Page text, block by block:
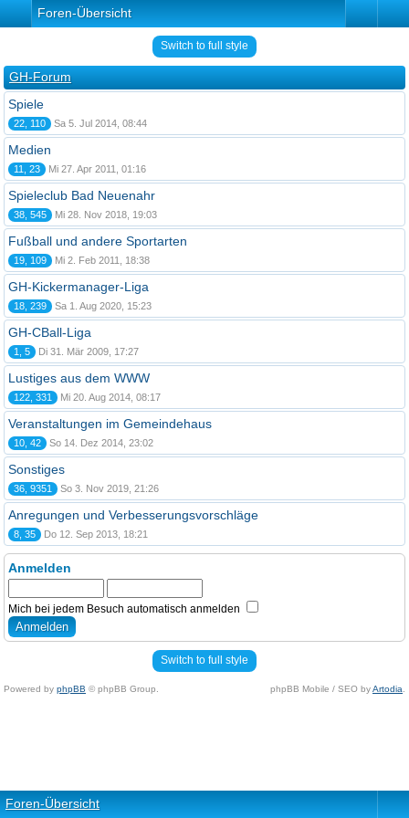
Foren-Übersicht
Switch to full style
GH-Forum
Spiele
22, 110 Sa 5. Jul 2014, 08:44
Medien
11, 23 Mi 27. Apr 2011, 01:16
Spieleclub Bad Neuenahr
38, 545 Mi 28. Nov 2018, 19:03
Fußball und andere Sportarten
19, 109 Mi 2. Feb 2011, 18:38
GH-Kickermanager-Liga
18, 239 Sa 1. Aug 2020, 15:23
GH-CBall-Liga
1, 5 Di 31. Mär 2009, 17:27
Lustiges aus dem WWW
122, 331 Mi 20. Aug 2014, 08:17
Veranstaltungen im Gemeindehaus
10, 42 So 14. Dez 2014, 23:02
Sonstiges
36, 9351 So 3. Nov 2019, 21:26
Anregungen und Verbesserungsvorschläge
8, 35 Do 12. Sep 2013, 18:21
Anmelden
Mich bei jedem Besuch automatisch anmelden
Switch to full style
Powered by phpBB © phpBB Group. phpBB Mobile / SEO byArtodia
Foren-Übersicht